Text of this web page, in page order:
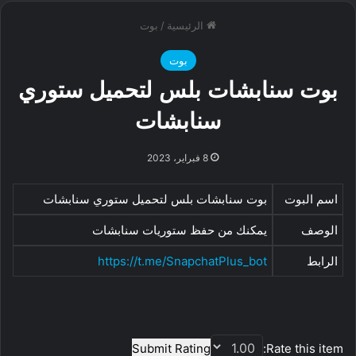
الرئيسية / بوت
بوت
بوت سنابشات بلس لتحميل ستوري
سنابشات
8 فبراير، 2023
اسم البوت بوت سنابشات بلس لتحميل ستوري سنابشات
الوصف يمكنك من حفظ ستوريات سنابشات
الرابط https://t.me/SnapchatPlus_bot
Rate this item:
Submit Rating